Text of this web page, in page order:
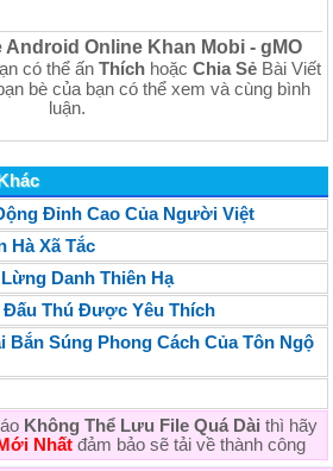
Android Online Khan Mobi - gMO
có thể ấn Thích hoặc Chia Sẻ Bài Viết
bè của bạn có thể xem và cùng bình
luận.
Đỉnh Cao Của Người Việt
Hà Xã Tắc
Danh Thiên Hạ
Đấu Thú Được Yêu Thích
Bắn Súng Phong Cách Của Tôn Ngộ
Không Thể Lưu File Quá Dài thì hãy
Nhất đảm bảo sẽ tải về thành công